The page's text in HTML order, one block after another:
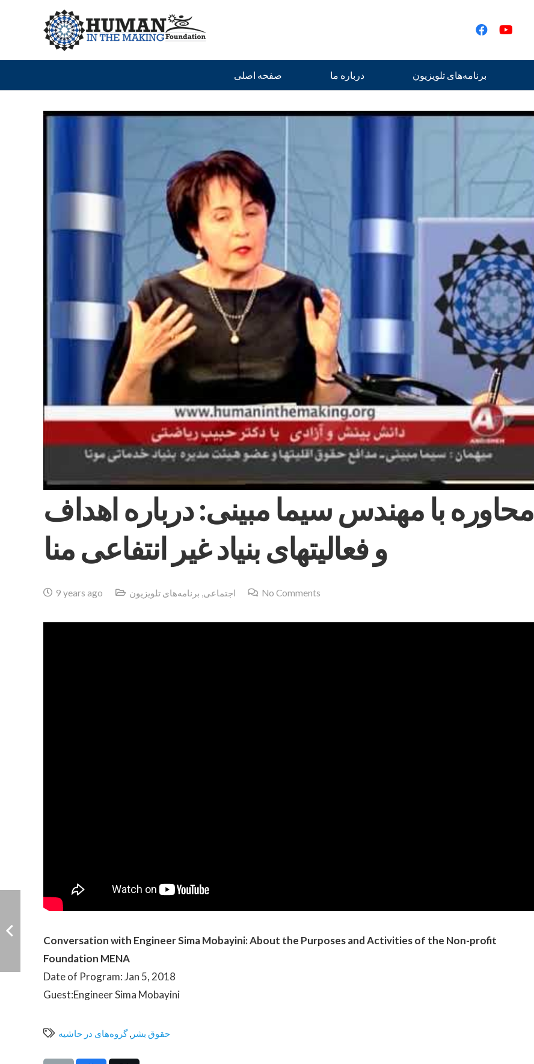
درباره ما برنامه‌های تلویزیون
محاوره با مهندس سيما مبينى: درباره اهداف
و فعاليتهاى بنياد غير انتفاعى منا
9 years ago اجتماعی برنامه‌های تلویزیون No Comments
Conversation with Engineer Sima Mobayini: About the Purposes and Activities of the Non-profit
Foundation MENA
Date of Program: Jan 5, 2018
Guest:Engineer Sima Mobayini
حقوق بشر ,گروه‌های در حاشیه